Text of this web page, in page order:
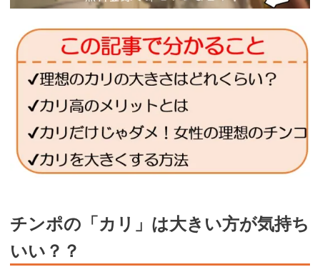
チンポの「カリ」は大きい方が気持ち
いい？？